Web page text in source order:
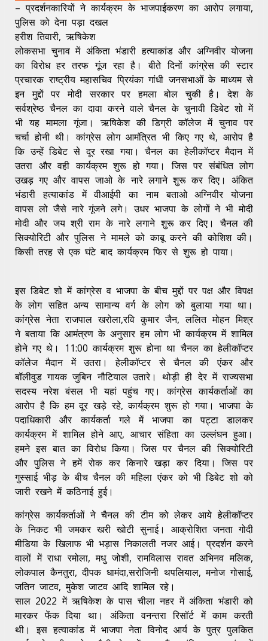
– प्रदर्शनकारियों ने कार्यक्रम के भाजपाईकरण का आरोप लगाया,
पुलिस को देना पड़ा दखल
हरीश तिवारी, ऋषिकेश
लोकसभा चुनाव में अंकिता भंडारी हत्याकांड और अग्निवीर योजना
का विरोध हर तरफ गूंज रहा है। बीते दिनों कांग्रेस की स्टार
प्रचारक राष्ट्रीय महासचिव प्रियंका गांधी जनसभाओं के माध्यम से
इन मुद्दों पर मोदी सरकार पर हमला बोल चुकी है। देश के
सर्वश्रेष्ठ चैनल का दावा करने वाले चैनल के चुनावी डिबेट शो में
भी यह मामला गूंजा। ऋषिकेश की डिग्री कॉलेज में चुनाव पर
चर्चा होनी थी। कांग्रेस लोग आमंत्रित भी किए गए थे, आरोप है
कि उन्हें डिबेट से दूर रखा गया। चैनल का हेलीकॉप्टर मैदान में
उतरा और वही कार्यक्रम शुरू हो गया। जिस पर संबंधित लोग
उखड़ गए और वापस जाओ के नारे लगाने शुरू कर दिए। अंकित
भंडारी हत्याकांड में वीआईपी का नाम बताओ अग्निवीर योजना
वापस लो जैसे नारे गूंजने लगे। उधर भाजपा के लोगों ने भी मोदी
मोदी और जय श्री राम के नारे लगाने शुरू कर दिए। चैनल की
सिक्योरिटी और पुलिस ने मामले को काबू करने की कोशिश की।
किसी तरह से एक घंटे बाद कार्यक्रम फिर से शुरू हो पाया।
इस डिबेट शो में कांग्रेस व भाजपा के बीच मुद्दों पर पक्ष और विपक्ष
के लोग सहित अन्य सामान्य वर्ग के लोग को बुलाया गया था।
कांग्रेस नेता राजपाल खरोला,रवि कुमार जैन, ललित मोहन मिश्र
ने बताया कि आमंत्रण के अनुसार हम लोग भी कार्यक्रम में शामिल
होने गए थे। 11:00 कार्यक्रम शुरू होना था चैनल का हेलीकॉप्टर
कॉलेज मैदान में उतरा। हेलीकॉप्टर से चैनल की एंकर और
बॉलीवुड गायक जुबिन नौटियाल उतारे। थोड़ी ही देर में राज्यसभा
सदस्य नरेश बंसल भी यहां पहुंच गए। कांग्रेस कार्यकर्ताओं का
आरोप है कि हम दूर खड़े रहे, कार्यक्रम शुरू हो गया। भाजपा के
पदाधिकारी और कार्यकर्ता गले में भाजपा का पट्टा डालकर
कार्यक्रम में शामिल होने आए, आचार संहिता का उल्लंघन हुआ।
हमने इस बात का विरोध किया। जिस पर चैनल की सिक्योरिटी
और पुलिस ने हमें रोक कर किनारे खड़ा कर दिया। जिस पर‌
गुस्साई भीड़ के बीच चैनल की महिला एंकर को भी डिबेट शो को
जारी रखने में कठिनाई हुई।
कांग्रेस कार्यकर्ताओं ने चैनल की टीम को लेकर आये हेलीकॉप्टर
के निकट भी जमकर खरी खोटी सुनाई। आक्रोशित जनता गोदी
मीडिया के खिलाफ भी भड़ास निकालती नजर आई। प्रदर्शन करने
वालों में राधा रमोला, मधु जोशी, रामविलास रावत अभिनव मलिक,
लोकपाल कैनतुरा, दीपक धामंदा,सरोजिनी थपलियाल, मनोज गोसाई,
जतिन जाटव, मुकेश जाटव आदि शामिल रहे।
साल 2022 में ऋषिकेश के पास चीला नहर में अंकिता भंडारी को
मारकर फेंक दिया था। अंकिता वनन्तरा रिसॉर्ट में काम करती
थी। इस हत्याकांड में भाजपा नेता विनोद आर्य के पुत्र पुलकित